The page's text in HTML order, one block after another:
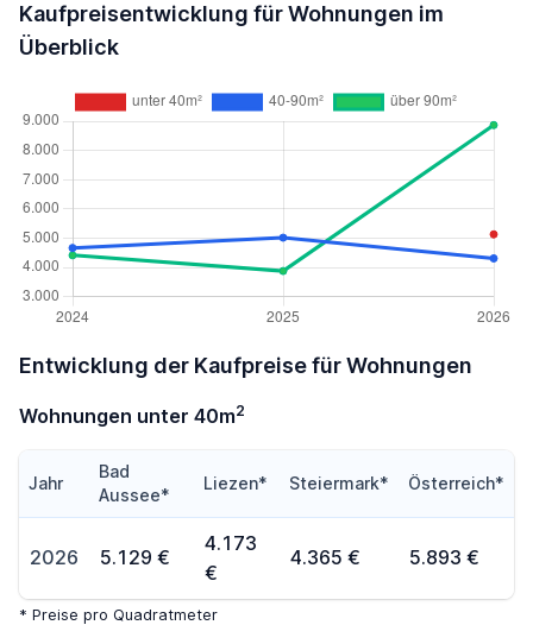
Kaufpreisentwicklung für Wohnungen im
Überblick
Entwicklung der Kaufpreise für Wohnungen
Wohnungen unter 40m2
Jahr
Bad
Aussee*
Liezen* Steiermark* Österreich*
2026 5.129 €
4.173
€
4.365 € 5.893 €
* Preise pro Quadratmeter